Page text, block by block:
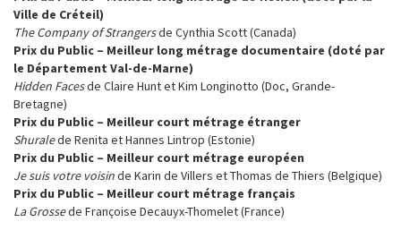
Ville de Créteil)
The Company of Strangersde Cynthia Scott (Canada)
Prix du Public – Meilleur long métrage documentaire (doté par
le Département Val-de-Marne)
Hidden Facesde Claire Hunt et Kim Longinotto (Doc, Grande-
Bretagne)
Prix du Public – Meilleur court métrage étranger
Shuralede Renita et Hannes Lintrop (Estonie)
Prix du Public – Meilleur court métrage européen
Je suis votre voisinde Karin de Villers et Thomas de Thiers (Belgique)
Prix du Public – Meilleur court métrage français
La Grossede Françoise Decauyx-Thomelet (France)